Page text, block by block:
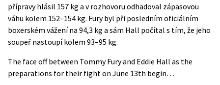
přípravy hlásil 157 kg a v rozhovoru odhadoval zápasovou
váhu kolem 152–154 kg. Fury byl při posledním oficiálním
boxerském vážení na 94,3 kg a sám Hall počítal s tím, že jeho
soupeř nastoupí kolem 93–95 kg.
The face off between Tommy Fury and Eddie Hall as the
preparations for their fight on June 13th begin…